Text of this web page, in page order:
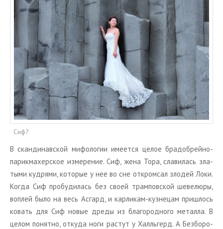
Сиф?
В скан­ди­нав­ской ми­фо­ло­гии име­ет­ся целое бра­до­брей­но-
па­рик­ма­хер­ское из­ме­ре­ние. Сиф, жена Тора, сла­ви­лась зла­
ты­ми куд­ря­ми, ко­то­рые у нее во сне от­кром­сал зло­дей Локи.
Когда Сиф про­бу­ди­лась без своей трам­по­в­ской ше­ве­лю­ры,
воплей было на весь Ас­гард, и кар­ли­кам-куз­не­цам при­ш­лось
ко­вать для Сиф новые дреды из бла­го­род­но­го ме­тал­ла. В
целом по­нят­но, от­ку­да ноги рас­тут у Халль­герд. А Без­бо­ро­